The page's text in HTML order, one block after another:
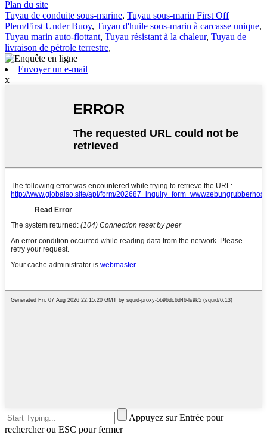
Plan du site
Tuyau de conduite sous-marine, Tuyau sous-marin First Off
Plem/First Under Buoy, Tuyau d'huile sous-marin à carcasse unique,
Tuyau marin auto-flottant, Tuyau résistant à la chaleur, Tuyau de
livraison de pétrole terrestre,
Envoyer un e-mail
x
Appuyez sur Entrée pour
rechercher ou ESC pour fermer